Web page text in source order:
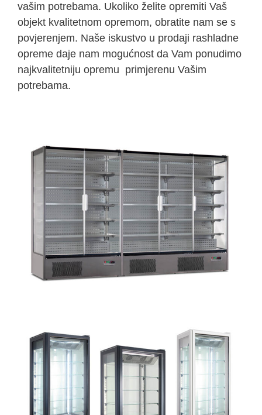
vašim potrebama. Ukoliko želite opremiti Vaš
objekt kvalitetnom opremom, obratite nam se s
povjerenjem. Naše iskustvo u prodaji rashladne
opreme daje nam mogućnost da Vam ponudimo
najkvalitetniju opremu primjerenu Vašim
potrebama.